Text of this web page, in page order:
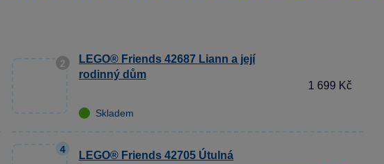
2
LEGO® Friends 42687 Liann a její
rodinný dům
Skladem
1 699 Kč
4
LEGO® Friends 42705 Útulná